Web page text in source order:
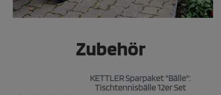
Zubehör
KETTLER Sparpaket "Bälle":
Tischtennisbälle 12er Set